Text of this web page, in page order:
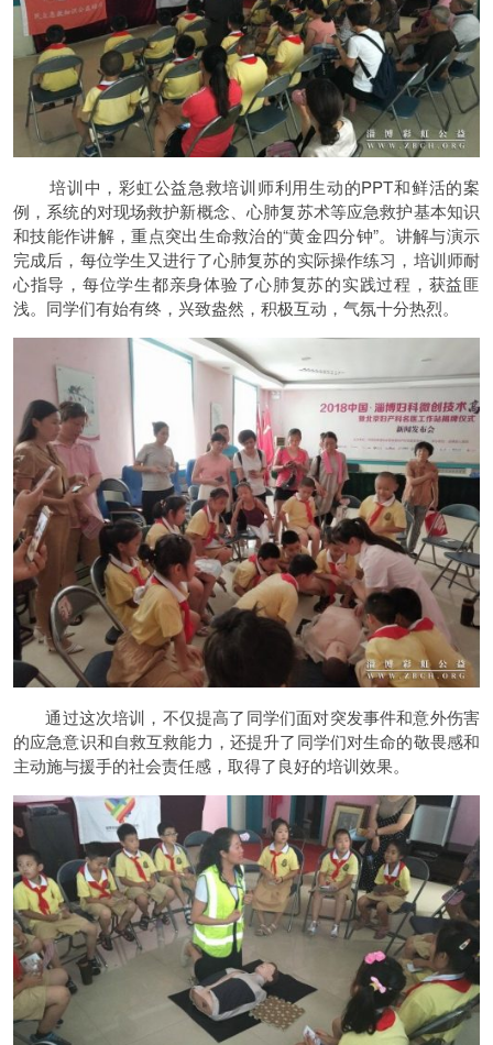
培训中，彩虹公益急救培训师利用生动的PPT和鲜活的案
例，系统的对现场救护新概念、心肺复苏术等应急救护基本知识
和技能作讲解，重点突出生命救治的“黄金四分钟”。讲解与演示
完成后，每位学生又进行了心肺复苏的实际操作练习，培训师耐
心指导，每位学生都亲身体验了心肺复苏的实践过程，获益匪
浅。同学们有始有终，兴致盎然，积极互动，气氛十分热烈。
通过这次培训，不仅提高了同学们面对突发事件和意外伤害
的应急意识和自救互救能力，还提升了同学们对生命的敬畏感和
主动施与援手的社会责任感，取得了良好的培训效果。